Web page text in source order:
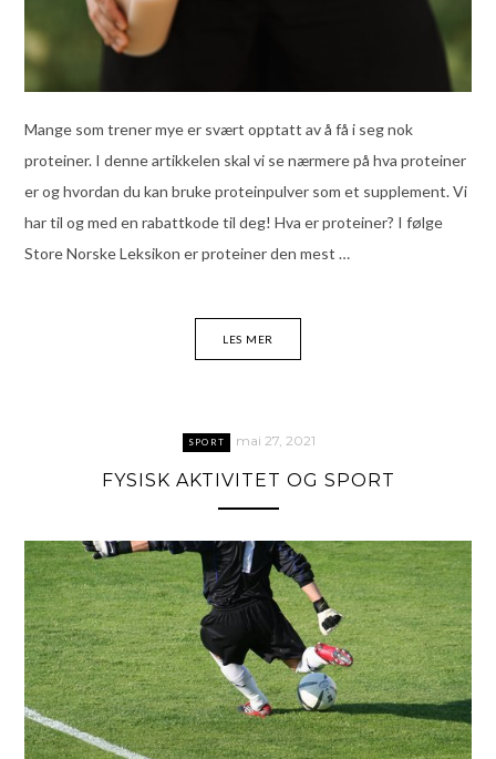
Mange som trener mye er svært opptatt av å få i seg nok
proteiner. I denne artikkelen skal vi se nærmere på hva proteiner
er og hvordan du kan bruke proteinpulver som et supplement. Vi
har til og med en rabattkode til deg! Hva er proteiner? I følge
Store Norske Leksikon er proteiner den mest …
LES MER
SPORT mai 27, 2021
FYSISK AKTIVITET OG SPORT